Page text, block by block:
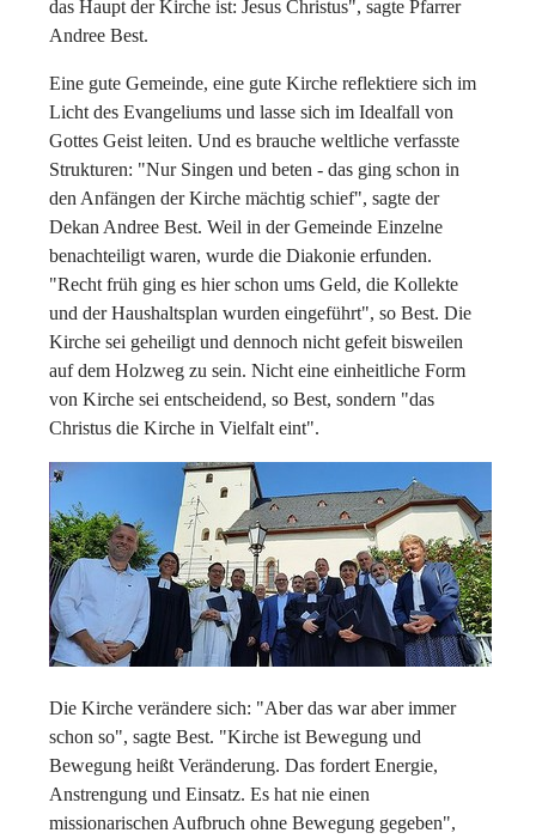
das Haupt der Kirche ist: Jesus Christus", sagte Pfarrer
Andree Best.
Eine gute Gemeinde, eine gute Kirche reflektiere sich im
Licht des Evangeliums und lasse sich im Idealfall von
Gottes Geist leiten. Und es brauche weltliche verfasste
Strukturen: "Nur Singen und beten - das ging schon in
den Anfängen der Kirche mächtig schief", sagte der
Dekan Andree Best. Weil in der Gemeinde Einzelne
benachteiligt waren, wurde die Diakonie erfunden.
"Recht früh ging es hier schon ums Geld, die Kollekte
und der Haushaltsplan wurden eingeführt", so Best. Die
Kirche sei geheiligt und dennoch nicht gefeit bisweilen
auf dem Holzweg zu sein. Nicht eine einheitliche Form
von Kirche sei entscheidend, so Best, sondern "das
Christus die Kirche in Vielfalt eint".
Die Kirche verändere sich: "Aber das war aber immer
schon so", sagte Best. "Kirche ist Bewegung und
Bewegung heißt Veränderung. Das fordert Energie,
Anstrengung und Einsatz. Es hat nie einen
missionarischen Aufbruch ohne Bewegung gegeben",